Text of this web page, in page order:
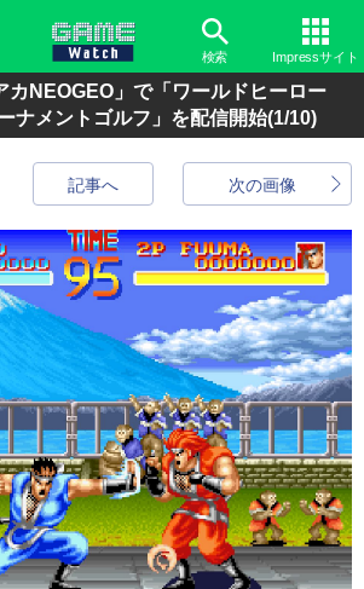
検索 Impressサイト
NEOGEO」で「ワールドヒーロー
ナメントゴルフ」を配信開始(1/10)
次の画像
記事へ